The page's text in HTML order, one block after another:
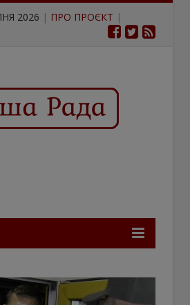
2026 | ПРО ПРОЄКТ |